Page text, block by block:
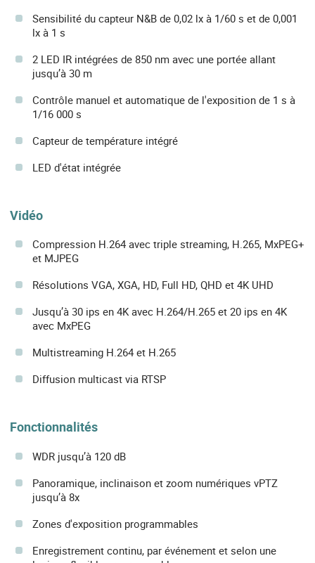
Sensibilité du capteur N&B de 0,02 lx à 1/60 s et de 0,001
lx à 1 s
2 LED IR intégrées de 850 nm avec une portée allant
jusqu’à 30 m
Contrôle manuel et automatique de l'exposition de 1 s à
1/16 000 s
Capteur de température intégré
LED d'état intégrée
Vidéo
Compression H.264 avec triple streaming, H.265, MxPEG+
et MJPEG
Résolutions VGA, XGA, HD, Full HD, QHD et 4K UHD
Jusqu’à 30 ips en 4K avec H.264/H.265 et 20 ips en 4K
avec MxPEG
Multistreaming H.264 et H.265
Diffusion multicast via RTSP
Fonctionnalités
WDR jusqu’à 120 dB
Panoramique, inclinaison et zoom numériques vPTZ
jusqu’à 8x
Zones d'exposition programmables
Enregistrement continu, par événement et selon une